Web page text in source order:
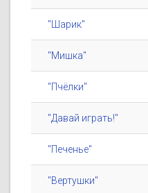
"Шарик"
"Мишка"
"Пчёлки"
"Давай играть!"
"Печенье"
"Вертушки"